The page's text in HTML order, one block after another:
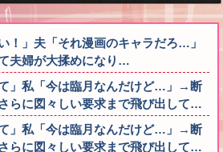
！」夫「それ漫画のキャラだろ…」
夫婦が大揉めになり…
」私「今は臨月なんだけど…」→断
らに図々しい要求まで飛び出して…
」私「今は臨月なんだけど…」→断
らに図々しい要求まで飛び出して…